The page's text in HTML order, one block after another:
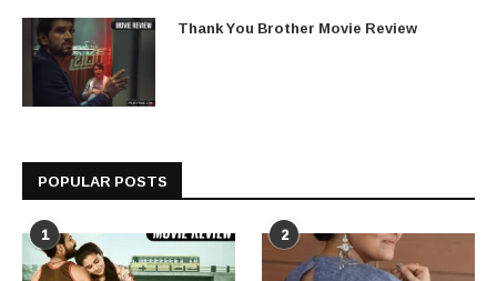
Thank You Brother Movie Review
POPULAR POSTS
1 2